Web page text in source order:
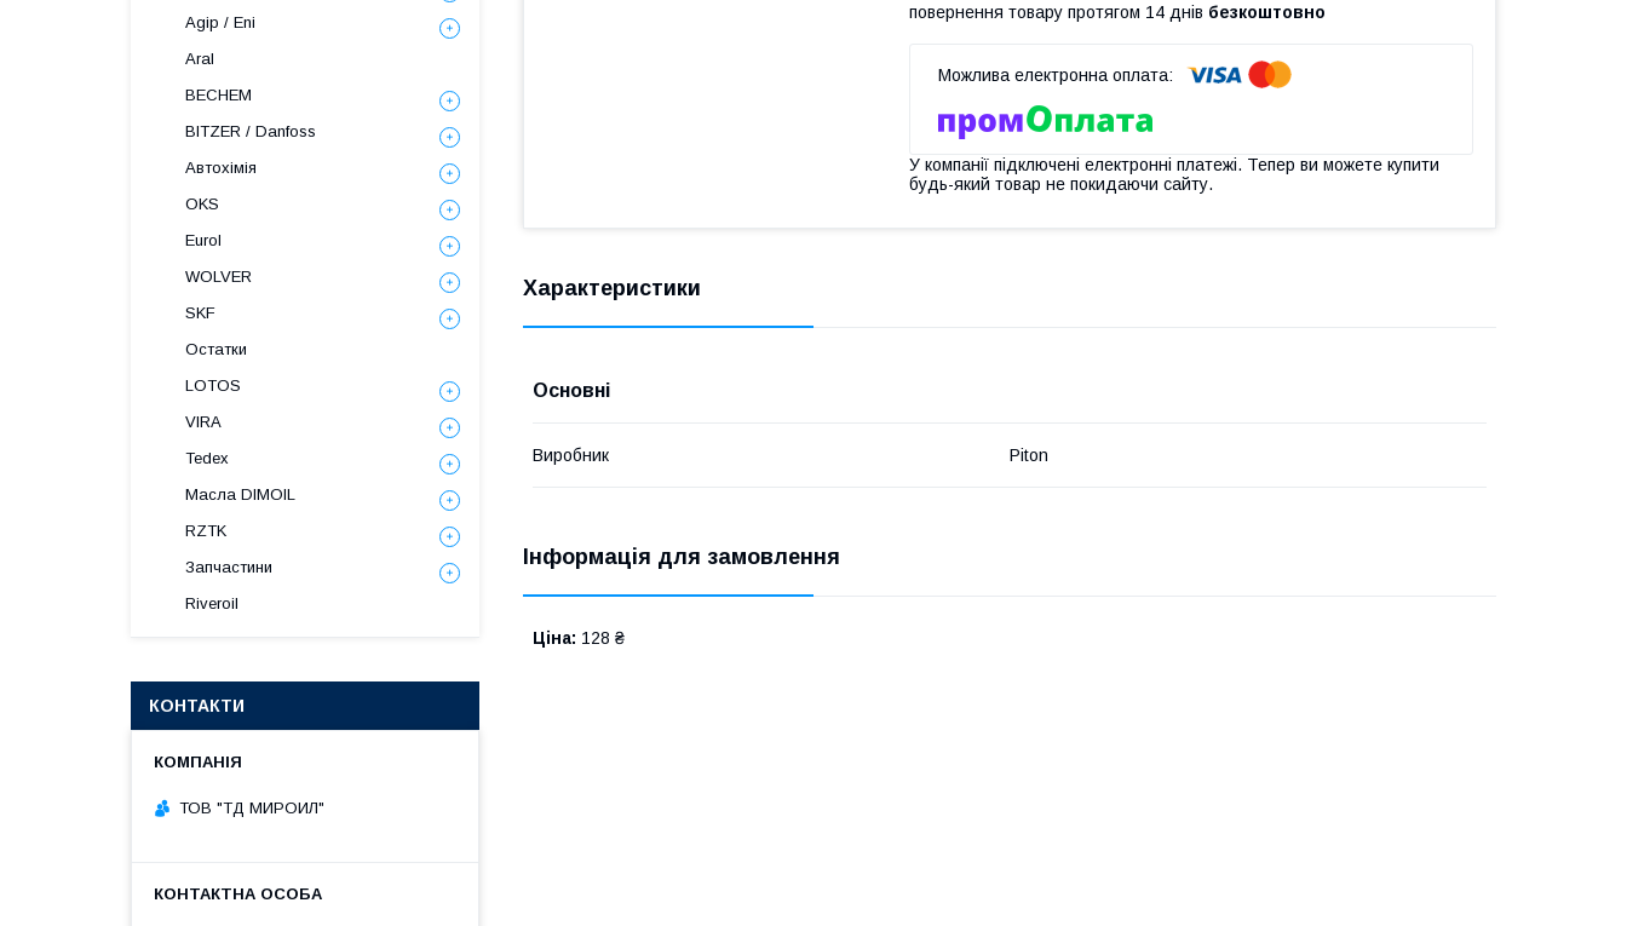
повернення товару протягом 14 днів безкоштовно
У компанії підключені електронні платежі. Тепер ви можете купити
будь-який товар не покидаючи сайту.
Характеристики
Основні
Виробник Piton
Інформація для замовлення
Ціна: 128 ₴
Agip / Eni
Aral
BECHEM
BITZER / Danfoss
Автохімія
OKS
Eurol
WOLVER
SKF
Остатки
LOTOS
VIRA
Tedex
Масла DIMOIL
RZTK
Запчастини
Riveroil
КОНТАКТИ
ТОВ "ТД МИРОИЛ"